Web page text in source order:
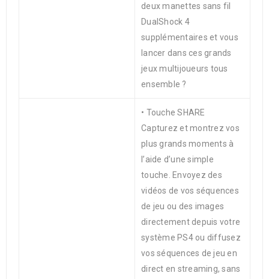
deux manettes sans fil
DualShock 4
supplémentaires et vous
lancer dans ces grands
jeux multijoueurs tous
ensemble ?
• Touche SHARE
Capturez et montrez vos
plus grands moments à
l’aide d’une simple
touche. Envoyez des
vidéos de vos séquences
de jeu ou des images
directement depuis votre
système PS4 ou diffusez
vos séquences de jeu en
direct en streaming, sans